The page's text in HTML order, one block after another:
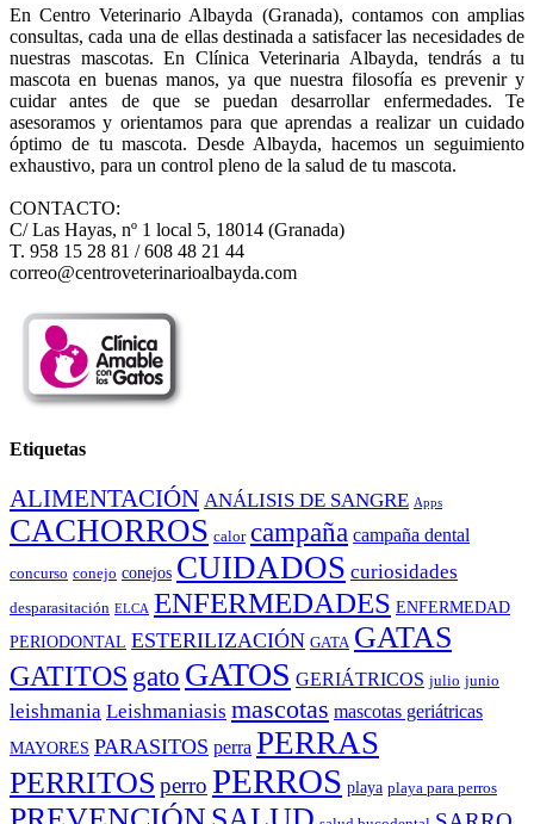
En Centro Veterinario Albayda (Granada), contamos con amplias
consultas, cada una de ellas destinada a satisfacer las necesidades de
nuestras mascotas. En Clínica Veterinaria Albayda, tendrás a tu
mascota en buenas manos, ya que nuestra filosofía es prevenir y
cuidar antes de que se puedan desarrollar enfermedades. Te
asesoramos y orientamos para que aprendas a realizar un cuidado
óptimo de tu mascota. Desde Albayda, hacemos un seguimiento
exhaustivo, para un control pleno de la salud de tu mascota.
CONTACTO:
C/ Las Hayas, nº 1 local 5, 18014 (Granada)
T. 958 15 28 81 / 608 48 21 44
correo@centroveterinarioalbayda.com
Etiquetas
ALIMENTACIÓN ANÁLISIS DE SANGRE Apps
CACHORROS calor campaña campaña dental
concurso conejo conejos CUIDADOS curiosidades
desparasitación ELCA ENFERMEDADES ENFERMEDAD
PERIODONTAL ESTERILIZACIÓN GATA GATAS
GATITOS gato GATOS GERIÁTRICOS julio junio
leishmania Leishmaniasis mascotas mascotas geriátricas
MAYORES PARASITOS perra PERRAS
PERRITOS perro PERROS playa playa para perros